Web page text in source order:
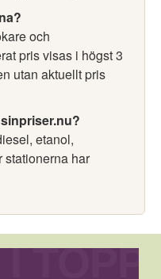
och
pris visas i högst 3
utan aktuellt pris
etanol,
stationerna har